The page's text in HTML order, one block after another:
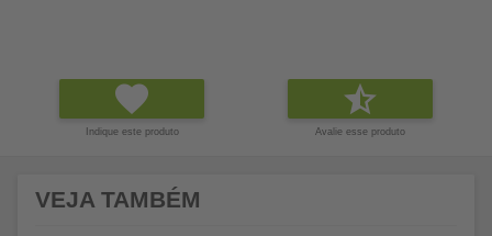
Indique este produto Avalie esse produto
VEJA TAMBÉM